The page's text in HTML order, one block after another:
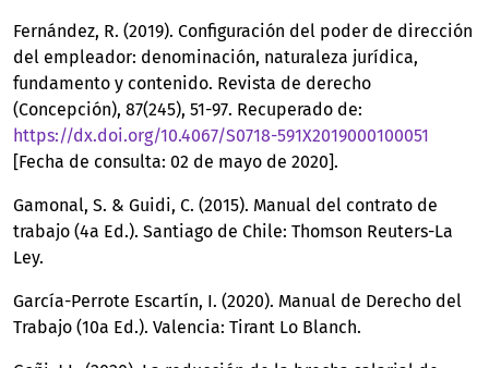
Fernández, R. (2019). Configuración del poder de dirección
del empleador: denominación, naturaleza jurídica,
fundamento y contenido. Revista de derecho
(Concepción), 87(245), 51-97. Recuperado de:
https://dx.doi.org/10.4067/S0718-591X2019000100051
[Fecha de consulta: 02 de mayo de 2020].
Gamonal, S. & Guidi, C. (2015). Manual del contrato de
trabajo (4a Ed.). Santiago de Chile: Thomson Reuters-La
Ley.
García-Perrote Escartín, I. (2020). Manual de Derecho del
Trabajo (10a Ed.). Valencia: Tirant Lo Blanch.